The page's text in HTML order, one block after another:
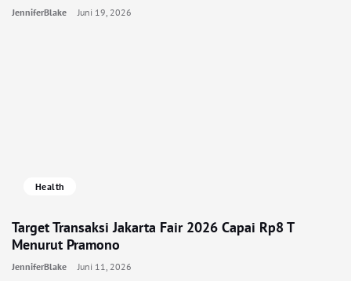
JenniferBlake Juni 19, 2026
Health
Target Transaksi Jakarta Fair 2026 Capai Rp8 T
Menurut Pramono
JenniferBlake Juni 11, 2026